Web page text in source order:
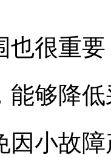
也很重
能够降
因小故